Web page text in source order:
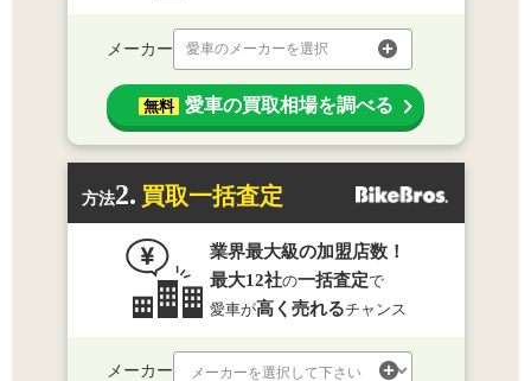
メーカー 愛車のメーカーを選択
無料 愛車の買取相場を調べる
方法2. 買取一括査定
業界最大級の加盟店数！
最大12社の一括査定で
愛車が高く売れるチャンス
メーカー